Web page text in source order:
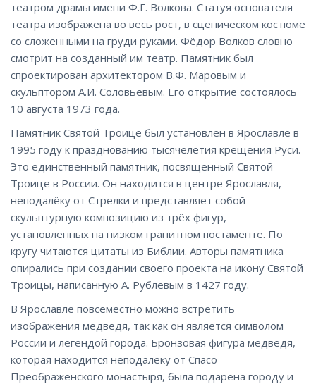
театром драмы имени Ф.Г. Волкова. Статуя основателя
театра изображена во весь рост, в сценическом костюме
со сложенными на груди руками. Фёдор Волков словно
смотрит на созданный им театр. Памятник был
спроектирован архитектором В.Ф. Маровым и
скульптором А.И. Соловьевым. Его открытие состоялось
10 августа 1973 года.
Памятник Святой Троице был установлен в Ярославле в
1995 году к празднованию тысячелетия крещения Руси.
Это единственный памятник, посвященный Святой
Троице в России. Он находится в центре Ярославля,
неподалёку от Стрелки и представляет собой
скульптурную композицию из трёх фигур,
установленных на низком гранитном постаменте. По
кругу читаются цитаты из Библии. Авторы памятника
опирались при создании своего проекта на икону Святой
Троицы, написанную А. Рублевым в 1427 году.
В Ярославле повсеместно можно встретить
изображения медведя, так как он является символом
России и легендой города. Бронзовая фигура медведя,
которая находится неподалёку от Спасо-
Преображенского монастыря, была подарена городу и